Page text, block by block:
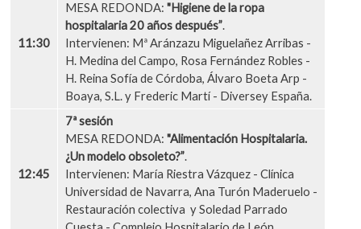
11:30
MESA REDONDA: "Higiene de la ropa
hospitalaria 20 años después”.
Intervienen: Mª Aránzazu Miguelañez Arribas -
H. Medina del Campo, Rosa Fernández Robles -
H. Reina Sofía de Córdoba, Álvaro Boeta Arp -
Boaya, S.L. y Frederic Martí - Diversey España.
12:45
7ª sesión
MESA REDONDA: "Alimentación Hospitalaria.
¿Un modelo obsoleto?”.
Intervienen: María Riestra Vázquez - Clínica
Universidad de Navarra, Ana Turón Maderuelo -
Restauración colectiva y Soledad Parrado